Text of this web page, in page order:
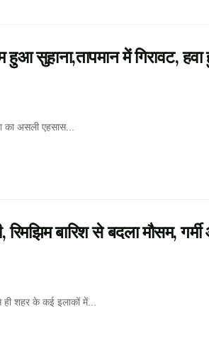
सुहाना,तापमान में गिरावट, हवा
का असली एहसास...
बारिश से बदला मौसम,
शहर के कई इलाकों में...